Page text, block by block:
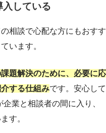
入している
相談で心配な方にもおすす
います。
題解決のために、必要に応
する仕組みです。安心して
業と相談者の間に入り、
す。